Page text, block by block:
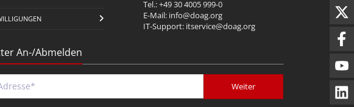
Tel.: +49 30 4005 999-0
E-Mail: info@doag.org
IT-Support: itservice@doag.org
An-/Abmelden
Weiter